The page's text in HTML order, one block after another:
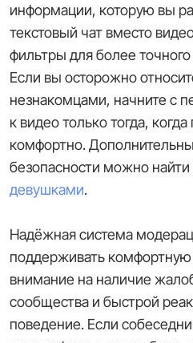
информации, которую вы
текстовый чат вместо
фильтры для более
Если вы осторожно
незнакомцами, начните с
к видео только тогда,
комфортно.
безопасности можно найти
девушками.
Надёжная система
поддерживать
внимание на наличие
сообщества и быстрой
поведение. Если